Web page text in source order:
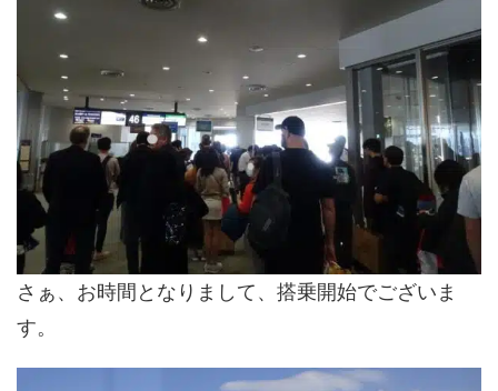
さぁ、お時間となりまして、搭乗開始でございま
す。